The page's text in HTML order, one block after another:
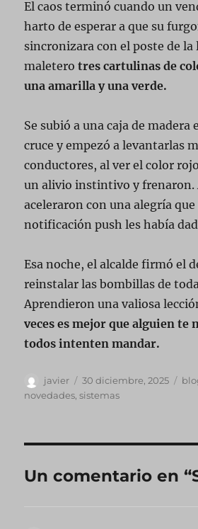
El caos terminó cuando un
harto de esperar a que su
sincronizara con el poste de la
maleterotres cartulinas de
una amarilla y una verde.
Se subió a una caja de madera
cruce y empezó a levantarlas
conductores, al ver el color
un alivio instintivo y frenaron.
aceleraron con una alegría
notificación push les había
Esa noche, el alcalde firmó el
reinstalar las bombillas de
Aprendieron una valiosa
veces es mejor que alguien te
todos intenten mandar.
Autor
javier
Publicado
el
30 diciembre, 2025
novedades ,sistemas
Un comentario en